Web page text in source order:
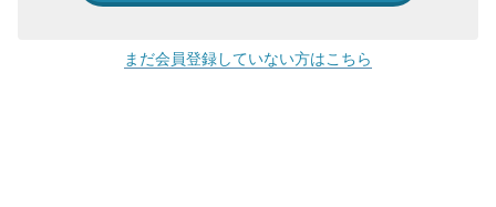
まだ会員登録していない方はこちら